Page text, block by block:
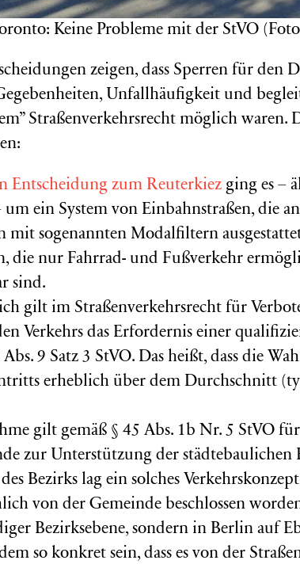
Keine Probleme mit der StVO
zeigen, dass Sperren für den
Unfallhäufigkeit und
Straßenverkehrsrecht möglich waren.
Entscheidung zum Reuterkiez ging es –
um ein System von Einbahnstraßen, die
mit sogenannten Modalfiltern
die nur Fahrrad- und Fußverkehr
sind.
gilt im Straßenverkehrsrecht für
Verkehrs das Erfordernis einer
Abs. 9 Satz 3 StVO. Das heißt, dass die
erheblich über dem Durchschnitt
gilt gemäß § 45 Abs. 1b Nr. 5 StVO
zur Unterstützung der
Bezirks lag ein solches
von der Gemeinde beschlossen
Bezirksebene, sondern in Berlin auf
so konkret sein, dass es von der